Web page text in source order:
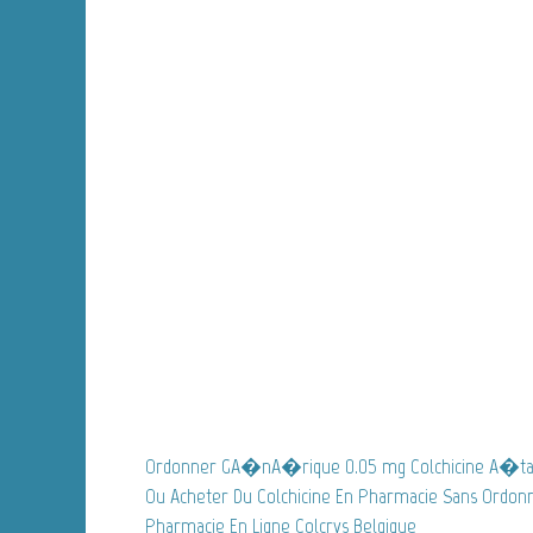
Ordonner GA�nA�rique 0.05 mg Colchicine
Ou Acheter Du Colchicine En Pharmacie Sans
Pharmacie En Ligne Colcrys Belgique